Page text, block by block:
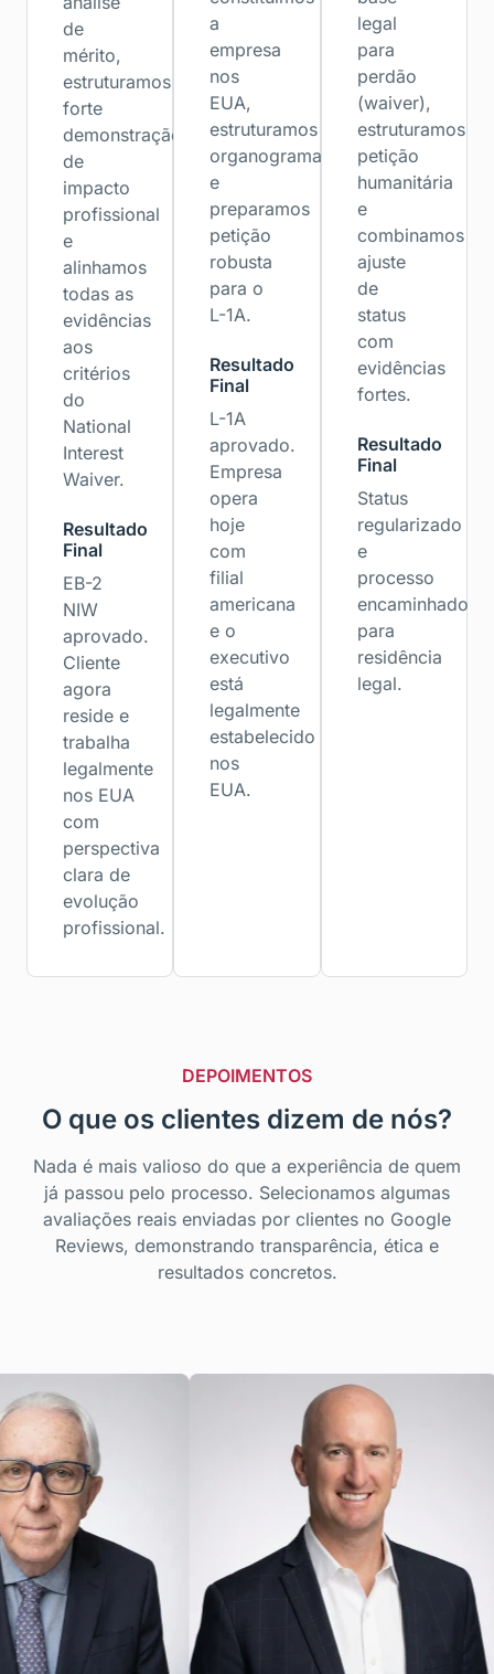
de
mérito,
estruturamos
forte
demonstração
de
impacto
profissional
e
alinhamos
todas as
evidências
aos
critérios
do
National
Interest
Waiver.
Resultado
Final
EB-2
NIW
aprovado.
Cliente
agora
reside e
trabalha
legalmente
nos EUA
com
perspectiva
clara de
evolução
profissional.
a
empresa
nos
EUA,
estruturamos
organograma
e
preparamos
petição
robusta
para o
L-1A.
Resultado
Final
L-1A
aprovado.
Empresa
opera
hoje
com
filial
americana
e o
executivo
está
legalmente
estabelecido
nos
EUA.
legal
para
perdão
(waiver),
estruturamos
petição
humanitária
e
combinamos
ajuste
de
status
com
evidências
fortes.
Resultado
Final
Status
regularizado
e
processo
encaminhado
para
residência
legal.
DEPOIMENTOS
O que os clientes dizem de nós?
Nada é mais valioso do que a experiência de quem
já passou pelo processo. Selecionamos algumas
avaliações reais enviadas por clientes no Google
Reviews, demonstrando transparência, ética e
resultados concretos.